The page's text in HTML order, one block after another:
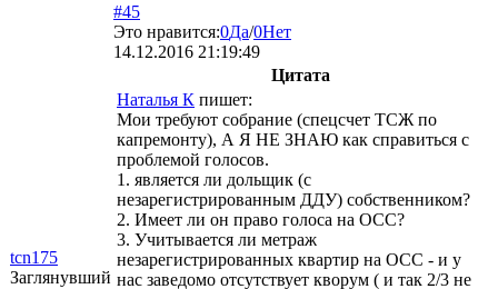
tcn175
Заглянувший
#45
Это нравится:0Да/0Нет
14.12.2016 21:19:49
Цитата
Наталья К пишет:
Мои требуют собрание (спецсчет ТСЖ по
капремонту), А Я НЕ ЗНАЮ как справиться с
проблемой голосов.
1. является ли дольщик (с
незарегистрированным ДДУ) собственником?
2. Имеет ли он право голоса на ОСС?
3. Учитывается ли метраж
незарегистрированных квартир на ОСС - и у
нас заведомо отсутствует кворум ( и так 2/3 не